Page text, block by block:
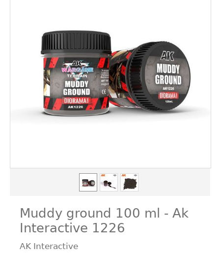
Muddy ground 100 ml - Ak
Interactive 1226
AK Interactive